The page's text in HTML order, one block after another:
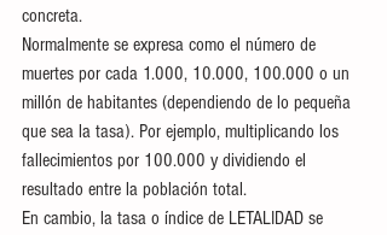
concreta.
Normalmente se expresa como el número de
muertes por cada 1.000, 10.000, 100.000 o un
millón de habitantes (dependiendo de lo pequeña
que sea la tasa). Por ejemplo, multiplicando los
fallecimientos por 100.000 y dividiendo el
resultado entre la población total.
En cambio, la tasa o índice de LETALIDAD se